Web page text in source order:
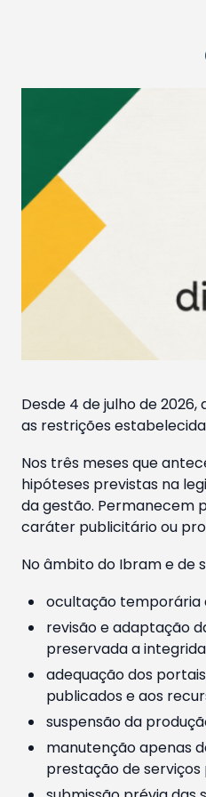
Desde 4 de julho de
as restrições
Nos três meses que
hipóteses previstas na
da gestão. Permanecem
caráter publicitário ou
No âmbito do Ibram e de
ocultação temporária
revisão e adaptação
preservada a
adequação dos
publicados e aos
suspensão da
manutenção apenas
prestação de